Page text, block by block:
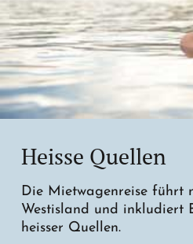
Heisse Quellen
Die Mietwagenreise führt
Westisland und inkludiert
heisser Quellen.